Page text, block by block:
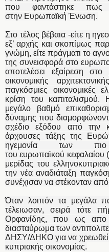
που φαντάστηκε
στην Ευρωπαϊκή Ένωση.
Στο τέλος βέβαια -είτε η
εξ’ αρχής και σκοπίμως
γνώμη, είτε πράγματι το
της συνεισφορά στο
αποτελέσει εξαίρεση
οικονομικής
παγκόσμιες οικονομικές
κρίση του
μεγάλο βαθμό
δύναμης που
σχέδιο εξόδου από την
άρχουσες τάξης της
ηγεμονία των πιο
του ευρωπαϊκού κεφαλαίου
μερίδας του
την νέα αναδιάταξη
συνέχισαν να στέκονταν από
Όταν λοιπόν τα μεγάλα
τέλειωσαν, σειρά τότε
Ορφανίδης, που ως απο
διασταύρωμα των
ΔΗΣΥ/ΔΗΚΟ για να χρεωθεί,
κυπριακής οικονομίας.